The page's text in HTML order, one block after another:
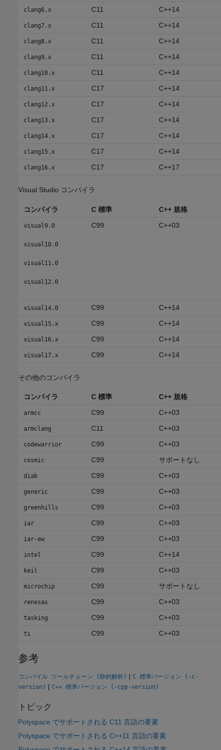
clang6.x C11 C++14
clang7.x C11 C++14
clang8.x C11 C++14
clang9.x C11 C++14
clang10.x C11 C++14
clang11.x C17 C++14
clang12.x C17 C++14
clang13.x C17 C++14
clang14.x C17 C++14
clang15.x C17 C++14
clang16.x C17 C++17
Visual Studio コンパイラ
コンパイラ C 標準 C++ 規格
visual9.0
visual10.0
visual11.0
visual12.0
C99 C++03
visual14.0 C99 C++14
visual15.x C99 C++14
visual16.x C99 C++14
visual17.x C99 C++14
その他のコンパイラ
コンパイラ C 標準 C++ 規格
armcc C99 C++03
armclang C11 C++03
codewarrior C99 C++03
cosmic C99 サポートなし
diab C99 C++03
generic C99 C++03
greenhills C99 C++03
iar C99 C++03
iar-ew C99 C++03
intel C99 C++14
keil C99 C++03
microchip C99 サポートなし
renesas C99 C++03
tasking C99 C++03
ti C99 C++03
参考
コンパイル ツールチェーン (静的解析) | C 標準バージョン (-c-
version) | C++ 標準バージョン (-cpp-version)
トピック
Polyspace でサポートされる C11 言語の要素
Polyspace でサポートされる C++11 言語の要素